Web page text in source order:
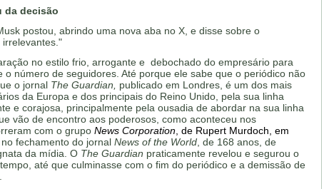
da decisão
postou, abrindo uma nova aba no X, e disse sobre o
irrelevantes."
no estilo frio, arrogante e debochado do empresário para
o número de seguidores. Até porque ele sabe que o periódico não
o jornal The Guardian,
publicado em Londres, é um dos mais
da Europa e dos principais do Reino Unido, pela sua linha
e corajosa, principalmente pela ousadia de abordar na sua linha
vão de encontro aos poderosos, como aconteceu nos
com o grupo News Corporation , de Rupert Murdoch, em
no fechamento do jornal News of the World , de 168 anos, de
da mídia. O The Guardian praticamente revelou e segurou o
até que culminasse com o fim do periódico e a demissão de